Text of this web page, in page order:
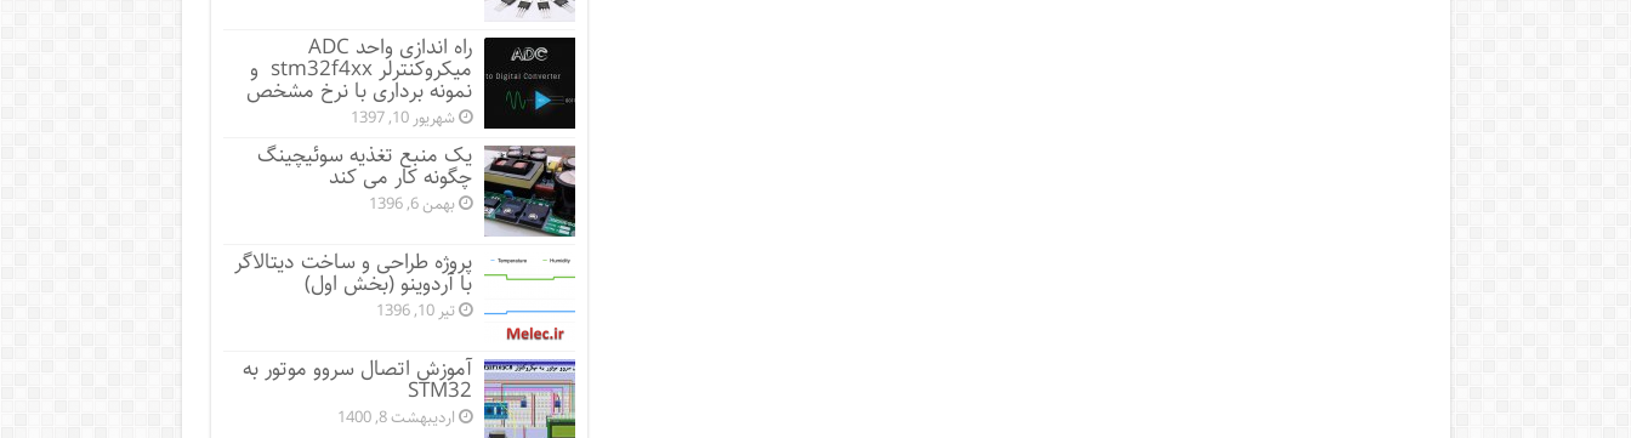
راه اندازی واحد ADC
میکروکنترلر stm32f4xx و
نمونه برداری با نرخ مشخص
شهریور 10, 1397
یک منبع تغذیه سوئیچینگ
چگونه کار می کند
بهمن 6, 1396
پروژه طراحی و ساخت دیتالاگر
با آردوینو (بخش اول)
تیر 10, 1396
آموزش اتصال سروو موتور به
STM32
اردیبهشت 8, 1400